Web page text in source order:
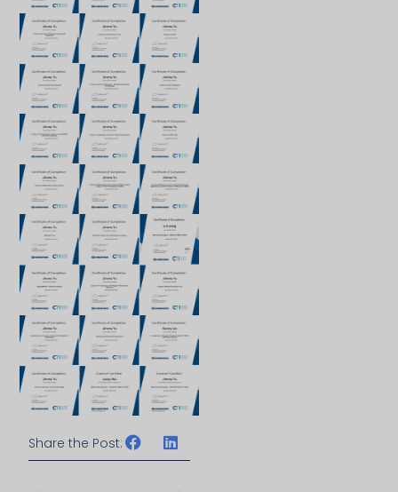
Share the Post:
上一頁 下一篇